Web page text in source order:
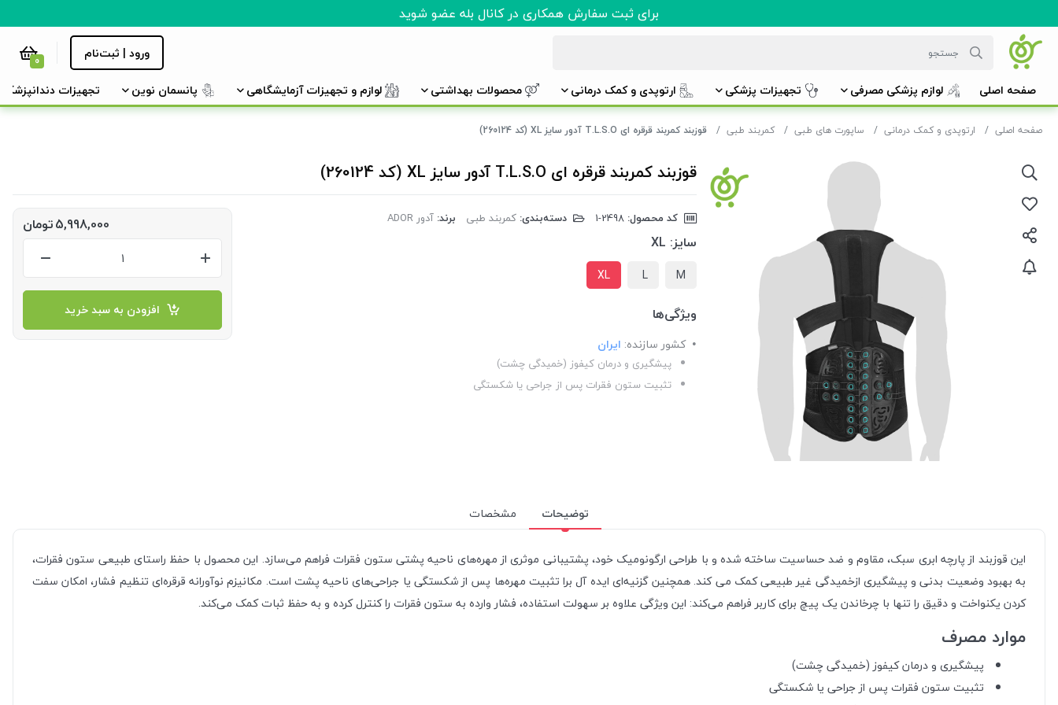
برای ثبت سفارش همکاری در کانال بله عضو شوید
ورود | ثبت‌نام 0
صفحه اصلی لوازم پزشکی مصرفی تجهیزات پزشکی ارتوپدی و کمک درمانی محصولات بهداشتی لوازم و تجهیزات آزمایشگاهی پانسمان نوین تجهیزات دندانپزشکی
صفحه اصلی ارتوپدی و کمک درمانی ساپورت های طبی کمربند طبی قوزبند کمربند قرقره ای T.L.S.O آدور سایز XL (کد 260124)
قوزبند کمربند قرقره ای T.L.S.O آدور سایز XL (کد 260124)
کد محصول: دسته‌بندی: کمربند طبی برند: آدور ADOR
سایز: XL
M
L
XL
ویژگی‌ها
کشور سازنده: ایران
پیشگیری و درمان کیفوز (خمیدگی چشت)
تثبیت ستون فقرات پس از جراحی یا شکستگی
5,998,000تومان
افزودن به سبد خرید
توضیحات مشخصات
این قوزبند از پارچه ابری سبک، مقاوم و ضد حساسیت ساخته شده و با طراحی ارگونومیک خود، پشتیبانی موثری از مهره‌های ناحیه پشتی ستون فقرات فراهم می‌سازد. این محصول با حفظ راستای طبیعی ستون فقرات،
به بهبود وضعیت بدنی و پیشگیری ازخمیدگی غیر طبیعی کمک می ‌کند. همچنین گزنیه‌ای ایده آل برا تثبیت مهره‌ها پس از شکستگی یا جراحی‌های ناحیه پشت است. مکانیزم نوآورانه قرقره‌ای تنظیم فشار، امکان سفت
کردن یکنواخت و دقیق را تنها با چرخاندن یک پیچ برای کاربر فراهم می‌کند: این ویژگی علاوه بر سهولت استفاده، فشار وارده به ستون فقرات را کنترل کرده و به حفظ ثبات کمک می‌کند.
موارد مصرف
پیشگیری و درمان کیفوز (خمیدگی چشت)
تثبیت ستون فقرات پس از جراحی یا شکستگی